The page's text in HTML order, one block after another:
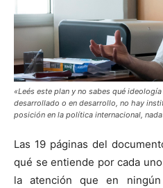
«Leés este plan y no sabes qué
desarrollado o en desarrollo, no hay
posición en la política internacional,
Las 19 páginas del
qué se entiende por cada
la atención que en